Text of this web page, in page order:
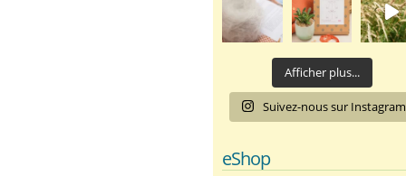
Afficher plus...
Suivez-nous sur Instagram
eShop